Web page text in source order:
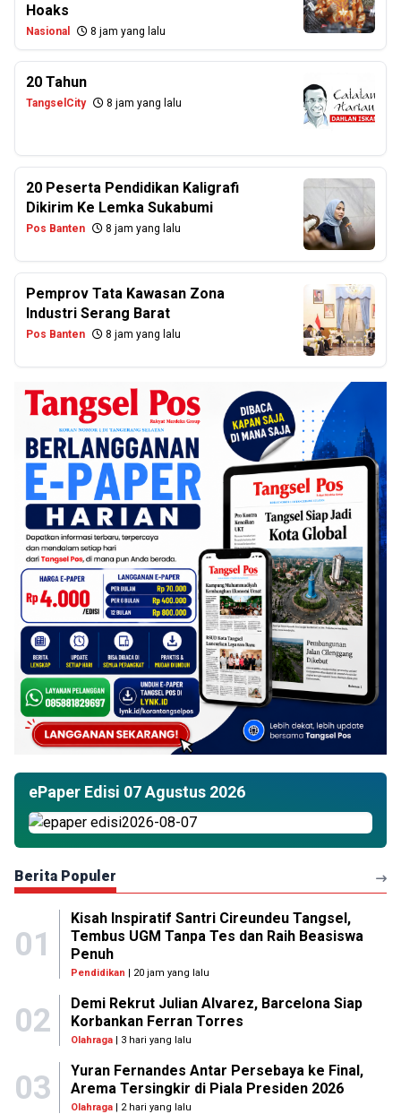
Hoaks
Nasional 8 jam yang lalu
20 Tahun
TangselCity 8 jam yang lalu
20 Peserta Pendidikan Kaligrafi
Dikirim Ke Lemka Sukabumi
Pos Banten 8 jam yang lalu
Pemprov Tata Kawasan Zona
Industri Serang Barat
Pos Banten 8 jam yang lalu
ePaper Edisi 07 Agustus 2026
Berita Populer
01
Kisah Inspiratif Santri Cireundeu Tangsel,
Tembus UGM Tanpa Tes dan Raih Beasiswa
Penuh
Pendidikan | 20 jam yang lalu
02
Demi Rekrut Julian Alvarez, Barcelona Siap
Korbankan Ferran Torres
Olahraga| 3 hari yang lalu
03
Yuran Fernandes Antar Persebaya ke Final,
Arema Tersingkir di Piala Presiden 2026
Olahraga| 2 hari yang lalu